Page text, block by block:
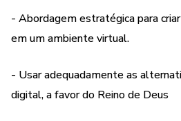
- Abordagem estratégica para
em um ambiente virtual.
- Usar adequadamente as
digital, a favor do Reino de Deus